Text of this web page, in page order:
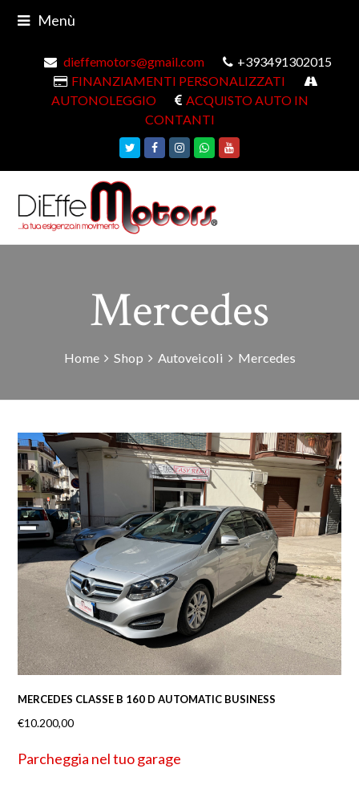
Menù
dieffemotors@gmail.com
+393491302015
FINANZIAMENTI PERSONALIZZATI
AUTONOLEGGIO
ACQUISTO AUTO IN
CONTANTI
TwitterFacebookInstagram
Whatsapp
Youtube
Mercedes
Home Shop Autoveicoli Mercedes
MERCEDES CLASSE B 160 D AUTOMATIC BUSINESS
€10.200,00
Parcheggia nel tuo garage